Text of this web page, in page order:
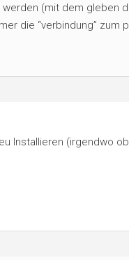
(mit dem gleben
die “verbindung” zum
Installieren (irgendwo